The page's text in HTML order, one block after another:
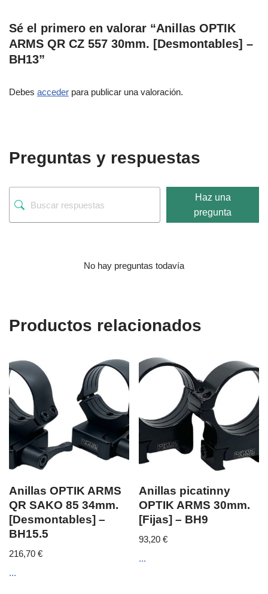
Sé el primero en valorar “Anillas OPTIK
ARMS QR CZ 557 30mm. [Desmontables] –
BH13”
Debes acceder para publicar una valoración.
Preguntas y respuestas
Haz una
pregunta
No hay preguntas todavía
Productos relacionados
Anillas OPTIK ARMS
QR SAKO 85 34mm.
[Desmontables] –
BH15.5
216,70 €
...
Anillas picatinny
OPTIK ARMS 30mm.
[Fijas] – BH9
93,20€
...